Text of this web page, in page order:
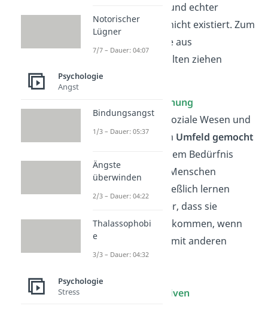
steckt und echter
Altruismus deshalb nicht existiert. Zum
Nutzen, die Helfende aus
altruistischem Verhalten ziehen
können, gehört:
Soziale Anerkennung
Menschen sind soziale Wesen und
wollen von ihrem Umfeld gemocht
werden. Aus diesem Bedürfnis
heraus handeln Menschen
altruistisch. Schließlich lernen
schon Kleinkinder, dass sie
Anerkennung
bekommen, wenn
sie ihr Spielzeug mit anderen
teilen.
Angst vor negativen
Notorischer
Lügner
7/7 – Dauer: 04:07
Psychologie
Angst
Bindungsangst
1/3 – Dauer: 05:37
Ängste
überwinden
2/3 – Dauer: 04:22
Thalassophobi
e
3/3 – Dauer: 04:32
Psychologie
Stress